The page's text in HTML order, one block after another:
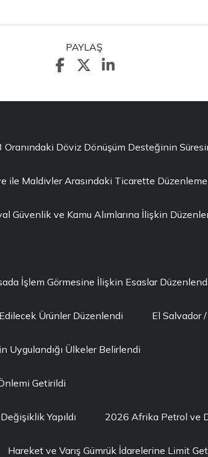
PAYLAŞ
Oranındaki Döviz Dönüşüm Desteğinin
ile Maldivler Arasındaki Ticarette
Güvenlik ve Kamu Alımlarına İlişkin
İşlem Görmesine İlişkin Esaslar
Ürünler Düzenlendi El Salvador
Uygulandığı Ülkeler Belirlendi
Getirildi
Yapıldı 2026 Afrika Petrol ve
Hareket ve Varış Gümrük İdarelerine Limit